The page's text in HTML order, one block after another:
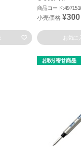
商品コード
小売価格 ¥300
お気に